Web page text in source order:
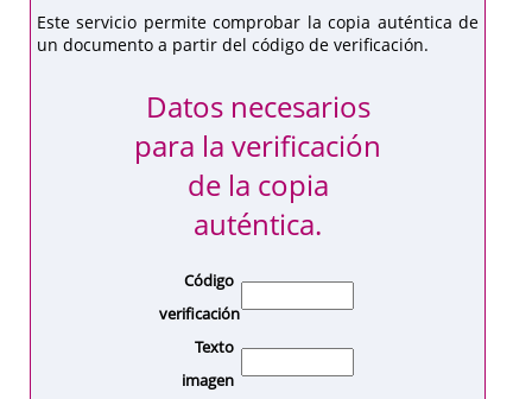
Este servicio permite comprobar la copia auténtica de
un documento a partir del código de verificación.
Datos necesarios
para la verificación
de la copia
auténtica.
Código
verificación
Texto
imagen